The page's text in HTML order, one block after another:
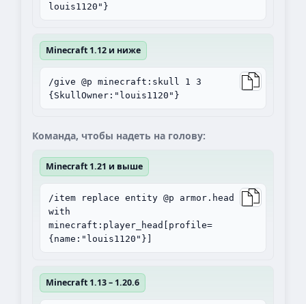
louis1120"}
Minecraft 1.12 и ниже
/give @p minecraft:skull 1 3
{SkullOwner:"louis1120"}
Команда, чтобы надеть на голову:
Minecraft 1.21 и выше
/item replace entity @p armor.head
with
minecraft:player_head[profile=
{name:"louis1120"}]
Minecraft 1.13 – 1.20.6